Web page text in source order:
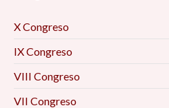
X Congreso
IX Congreso
VIII Congreso
VII Congreso